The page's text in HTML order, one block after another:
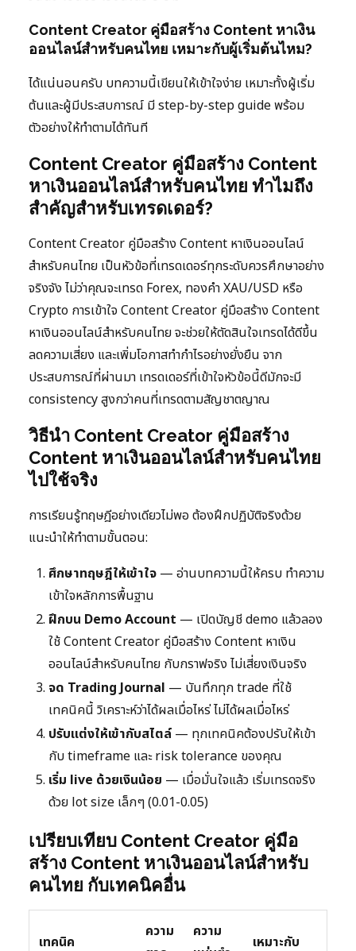
Content Creator คู่มือสร้าง Content หาเงิน
ออนไลน์สำหรับคนไทย เหมาะกับผู้เริ่มต้นไหม?
ได้แน่นอนครับ บทความนี้เขียนให้เข้าใจง่าย เหมาะทั้งผู้เริ่ม
ต้นและผู้มีประสบการณ์ มี step-by-step guide พร้อม
ตัวอย่างให้ทำตามได้ทันที
Content Creator คู่มือสร้าง Content
หาเงินออนไลน์สำหรับคนไทย ทำไมถึง
สำคัญสำหรับเทรดเดอร์?
Content Creator คู่มือสร้าง Content หาเงินออนไลน์
สำหรับคนไทย เป็นหัวข้อที่เทรดเดอร์ทุกระดับควรศึกษาอย่าง
จริงจัง ไม่ว่าคุณจะเทรด Forex, ทองคำ XAU/USD หรือ
Crypto การเข้าใจ Content Creator คู่มือสร้าง Content
หาเงินออนไลน์สำหรับคนไทย จะช่วยให้ตัดสินใจเทรดได้ดีขึ้น
ลดความเสี่ยง และเพิ่มโอกาสทำกำไรอย่างยั่งยืน จาก
ประสบการณ์ที่ผ่านมา เทรดเดอร์ที่เข้าใจหัวข้อนี้ดีมักจะมี
consistency สูงกว่าคนที่เทรดตามสัญชาตญาณ
วิธีนำ Content Creator คู่มือสร้าง
Content หาเงินออนไลน์สำหรับคนไทย
ไปใช้จริง
การเรียนรู้ทฤษฎีอย่างเดียวไม่พอ ต้องฝึกปฏิบัติจริงด้วย
แนะนำให้ทำตามขั้นตอน:
ศึกษาทฤษฎีให้เข้าใจ — อ่านบทความนี้ให้ครบ ทำความ
เข้าใจหลักการพื้นฐาน
ฝึกบน Demo Account — เปิดบัญชี demo แล้วลอง
ใช้ Content Creator คู่มือสร้าง Content หาเงิน
ออนไลน์สำหรับคนไทย กับกราฟจริง ไม่เสี่ยงเงินจริง
จด Trading Journal — บันทึกทุก trade ที่ใช้
เทคนิคนี้ วิเคราะห์ว่าได้ผลเมื่อไหร่ ไม่ได้ผลเมื่อไหร่
ปรับแต่งให้เข้ากับสไตล์ — ทุกเทคนิคต้องปรับให้เข้า
กับ timeframe และ risk tolerance ของคุณ
เริ่ม live ด้วยเงินน้อย — เมื่อมั่นใจแล้ว เริ่มเทรดจริง
ด้วย lot size เล็กๆ (0.01-0.05)
เปรียบเทียบ Content Creator คู่มือ
สร้าง Content หาเงินออนไลน์สำหรับ
คนไทย กับเทคนิคอื่น
เทคนิค
ความ
ความ
เหมาะกับ